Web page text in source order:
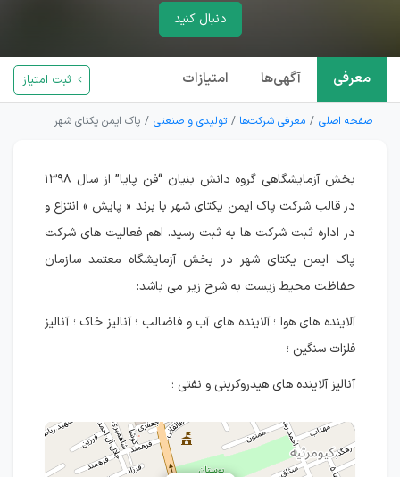
دنبال کنید
معرفی آگهی‌ها امتیازات ثبت امتیاز
صفحه اصلی معرفی شرکت‌ها تولیدی و صنعتی پاک ایمن یکتای شهر
بخش آزمایشگاهی گروه دانش بنیان “فن پایا” از سال ۱۳۹۸
در قالب شرکت پاک ایمن یکتای شهر با برند « پایش » انتزاع و
در اداره ثبت شرکت ها به ثبت رسید. اهم فعالیت های شرکت
پاک ایمن یکتای شهر در بخش آزمایشگاه معتمد سازمان
حفاظت محیط زیست به شرح زیر می باشد:
آلاینده های هوا ؛ آلاینده های آب و فاضالب ؛ آنالیز خاک ؛ آنالیز
فلزات سنگین ؛
آنالیز آلاینده های هیدروکربنی و نفتی ؛